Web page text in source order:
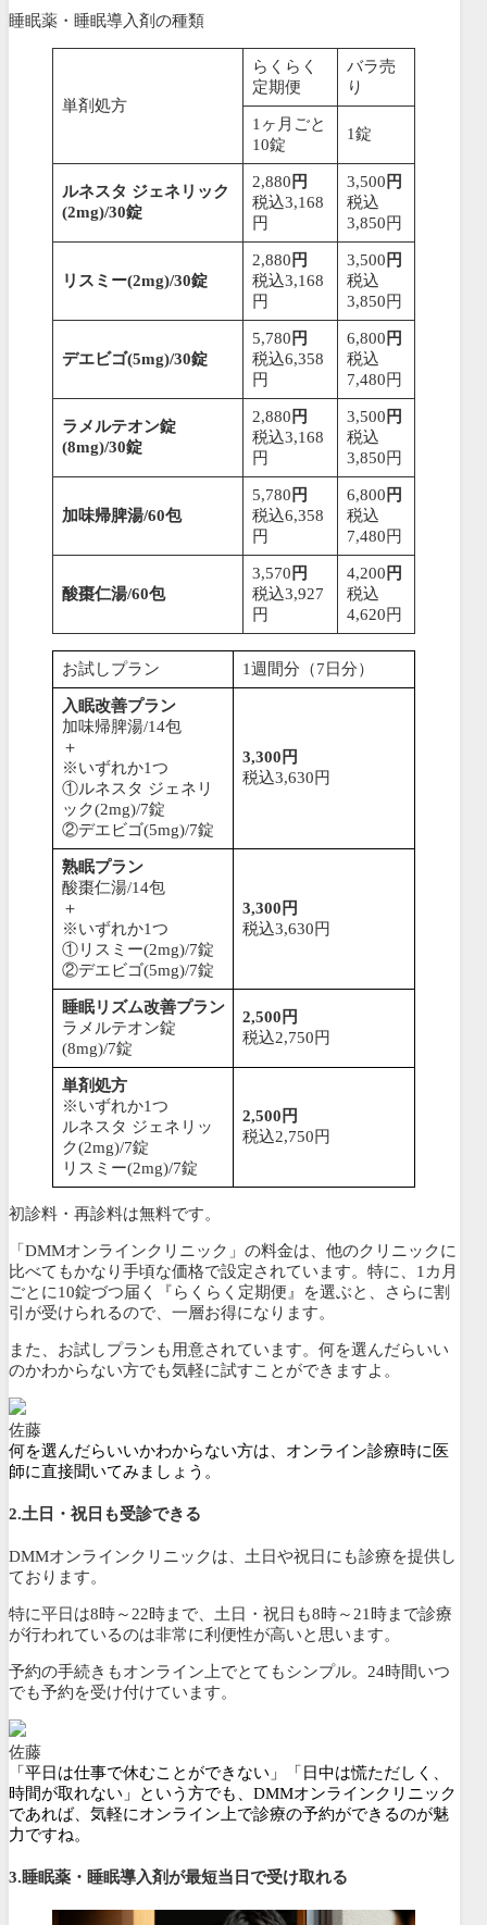
睡眠薬・睡眠導入剤の種類
単剤処方
らくらく
定期便
バラ売
り
1ヶ月ごと
10錠
1錠
ルネスタ ジェネリック
(2mg)/30錠
2,880 円
税込3,168
円
3,500 円
税込
3,850円
リスミー(2mg)/30錠
2,880 円
税込3,168
円
3,500 円
税込
3,850円
デエビゴ(5mg)/30錠
5,780 円
税込6,358
円
6,800 円
税込
7,480円
ラメルテオン錠
(8mg)/30錠
2,880 円
税込3,168
円
3,500 円
税込
3,850円
加味帰脾湯/60包
5,780 円
税込6,358
円
6,800 円
税込
7,480円
酸棗仁湯/60包
3,570 円
税込3,927
円
4,200 円
税込
4,620円
お試しプラン 1週間分（7日分）
入眠改善プラン
加味帰脾湯/14包
＋
※いずれか1つ
①ルネスタ ジェネリ
ック(2mg)/7錠
②デエビゴ(5mg)/7錠
3,300円
税込3,630円
熟眠プラン
酸棗仁湯/14包
＋
※いずれか1つ
①リスミー(2mg)/7錠
②デエビゴ(5mg)/7錠
3,300円
税込3,630円
睡眠リズム改善プラン
ラメルテオン錠
(8mg)/7錠
2,500円
税込2,750円
単剤処方
※いずれか1つ
ルネスタ ジェネリッ
ク(2mg)/7錠
リスミー(2mg)/7錠
2,500円
税込2,750円
初診料・再診料は無料です。
「DMMオンラインクリニック」の料金は、他のクリニックに
比べてもかなり手頃な価格で設定されています。特に、1カ月
ごとに10錠づつ届く
『らくらく定期便』を選ぶと、さらに割
引が受けられるので、一層お得になります。
また、 お試しプランも用意されています。 何を選んだらいい
のかわからない方でも気軽に試すことができますよ。
佐藤
何を選んだらいいかわからない方は、オンライン診療時に医
師に直接聞いてみましょう。
2.土日・祝日も受診できる
DMMオンラインクリニックは、土日や祝日にも診療を提供し
ております。
特に平日は8時～22時まで、土日・祝日も8時～21時まで診療
が行われているのは非常に利便性が高いと思います。
予約の手続きもオンライン上でとてもシンプル。 24時間いつ
でも予約を受け付けています。
佐藤
「平日は仕事で休むことができない」「日中は慌ただしく、
時間が取れない」という方でも、DMMオンラインクリニック
であれば、気軽にオンライン上で診療の予約ができるのが魅
力ですね。
3.睡眠薬・睡眠導入剤が最短当日で受け取れる